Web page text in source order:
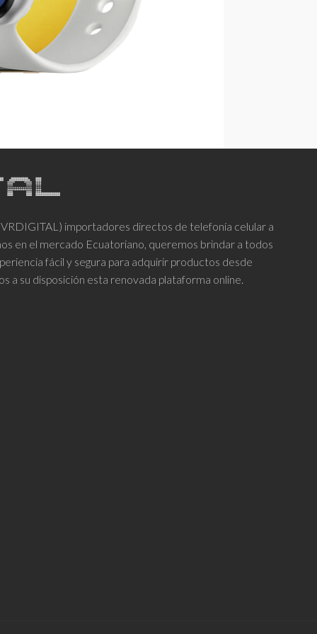
importadores directos de telefonía celular a
en el mercado Ecuatoriano, queremos brindar a todos
fácil y segura para adquirir productos desde
a su disposición esta renovada plataforma online.